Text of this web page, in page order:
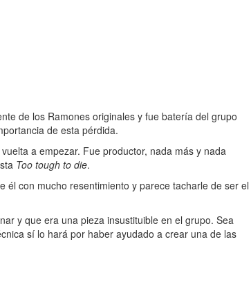
de los Ramones originales y fue batería del grupo
de esta pérdida.
a empezar. Fue productor, nada más y nada
Too tough to die.
con mucho resentimiento y parece tacharle de ser el
y que era una pieza insustituible en el grupo. Sea
sí lo hará por haber ayudado a crear una de las